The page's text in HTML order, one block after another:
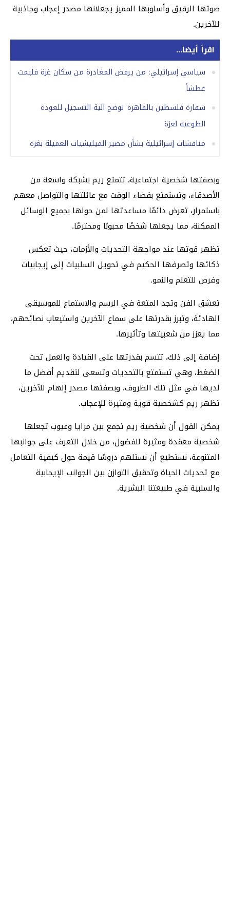
صوتها الرقيق وأسلوبها المميز يجعلانها مصدر إعجاب وجاذبية
للآخرين.
اقرأ أيضا...
سياسي إسرائيلي: من يرفض المغادرة من سكان غزة فليمت
عطشاً
سفارة فلسطين بالقاهرة توضح آلية التسجيل للعودة
الطوعية لغزة
مناقشات إسرائيلية بشأن مصير الميليشيات العميلة بغزة
وبصفتها شخصية اجتماعية، تتمتع ريم بشبكة واسعة من
الأصدقاء، وتستمتع بقضاء الوقت مع عائلتها والتواصل معهم
باستمرار، تعرض دائمًا مساعدتها لمن حولها بجميع الوسائل
الممكنة، مما يجعلها شخصًا محبوبًا ومحترمًا.
تظهر قوتها عند مواجهة التحديات والأزمات، حيث تعكس
ذكائها وتصرفها الحكيم في تحويل السلبيات إلى إيجابيات
وفرص للتعلم والنمو.
تعشق الفن وتجد المتعة في الرسم والاستماع للموسيقى
الهادئة، وتبرز بقدرتها على سماع الآخرين واستيعاب نصائحهم،
مما يعزز من شعبيتها وتأثيرها.
إضافة إلى ذلك، تتسم بقدرتها على القيادة والعمل تحت
الضغط، وهي تستمتع بالتحديات وتسعى لتقديم أفضل ما
لديها في مثل تلك الظروف، وبصفتها مصدر إلهام للآخرين،
تظهر ريم كشخصية قوية ومثيرة للإعجاب.
يمكن القول أن شخصية ريم تجمع بين مزايا وعيوب تجعلها
شخصية معقدة ومثيرة للفضول، من خلال التعرف على جوانبها
المتنوعة، نستطيع أن نستلهم دروسًا قيمة حول كيفية التعامل
مع تحديات الحياة وتحقيق التوازن بين الجوانب الإيجابية
والسلبية في طبيعتنا البشرية.